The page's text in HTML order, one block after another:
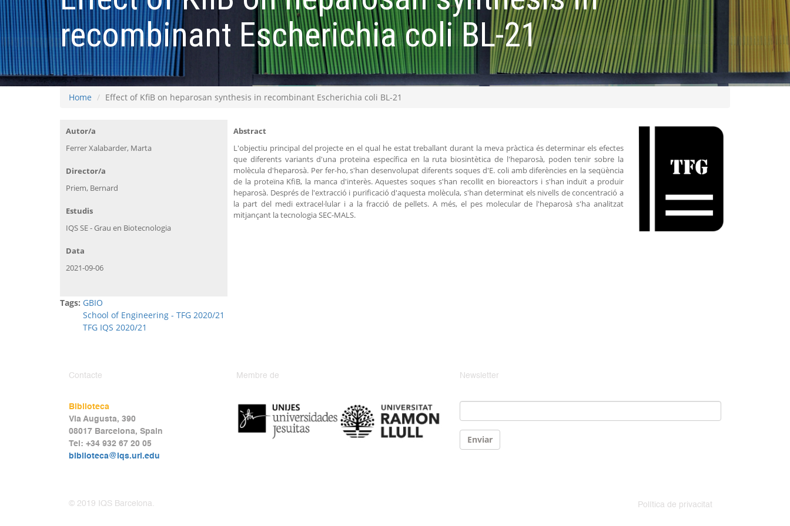
recombinant Escherichia coli BL-21
Home Effect of KfiB on heparosan synthesis in recombinant Escherichia coli BL-21
Autor/a
Ferrer Xalabarder, Marta
Abstract
L'objectiu principal del projecte en el qual he estat treballant durant la meva pràctica és determinar els efectes
que diferents variants d'una proteïna específica en la ruta biosintètica de l'heparosà, poden tenir sobre la
molècula d'heparosà. Per fer-ho, s'han desenvolupat diferents soques d'E. coli amb diferències en la seqüència
de la proteïna KfiB, la manca d'interès. Aquestes soques s'han recollit en bioreactors i s'han induït a produir
heparosà. Després de l'extracció i purificació d'aquesta molècula, s'han determinat els nivells de concentració a
la part del medi extracel·lular i a la fracció de pellets. A més, el pes molecular de l'heparosà s'ha analitzat
mitjançant la tecnologia SEC-MALS.
Director/a
Priem, Bernard
Estudis
IQS SE - Grau en Biotecnologia
Data
2021-09-06
Tags: GBIO
School of Engineering - TFG 2020/21
TFG IQS 2020/21
Contacte
Biblioteca
Via Augusta, 390
08017 Barcelona, Spain
Tel: +34 932 67 20 05
biblioteca@iqs.url.edu
Membre de Newsletter
Email
Enviar
© 2019 IQS Barcelona. Política de privacitat